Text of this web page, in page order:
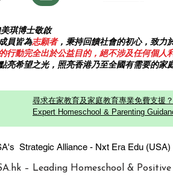
琪博士敬啟
員皆為志願者，秉持回饋社會的初心，致力
行動完全出於公益目的，絕不涉及任何個人
亮希望之光，照亮香港乃至全國有需要的家
尋求在家教育及家庭教育專業免費支援
Expert Homeschool & Parenting
Strategic Alliance - Nxt Era Edu
– Leading Homeschool &